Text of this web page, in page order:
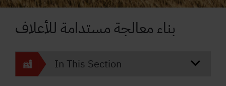
بناء معالجة مستدامة للأعلاف
In This Section